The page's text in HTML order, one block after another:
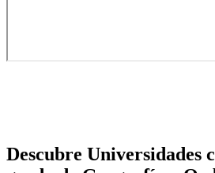
Descubre Universidades